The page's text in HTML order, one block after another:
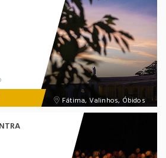
Fátima, Valinhos, Óbidos